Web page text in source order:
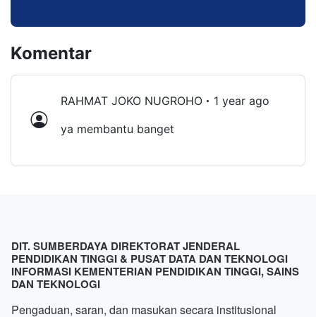
Komentar
RAHMAT JOKO NUGROHO
1 year ago
ya membantu banget
DIT. SUMBERDAYA DIREKTORAT JENDERAL
PENDIDIKAN TINGGI & PUSAT DATA DAN TEKNOLOGI
INFORMASI KEMENTERIAN PENDIDIKAN TINGGI, SAINS
DAN TEKNOLOGI
Pengaduan, saran, dan masukan secara institusional